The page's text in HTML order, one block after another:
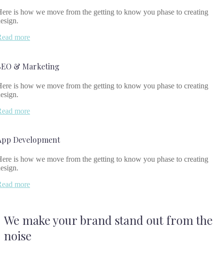
is how we move from the getting to know you phase to creating
more
& Marketing
is how we move from the getting to know you phase to creating
more
Development
is how we move from the getting to know you phase to creating
more
We make your brand stand out from the
noise